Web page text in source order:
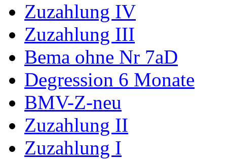
Zuzahlung IV
Zuzahlung III
Bema ohne Nr 7aD
Degression 6 Monate
BMV-Z-neu
Zuzahlung II
Zuzahlung I